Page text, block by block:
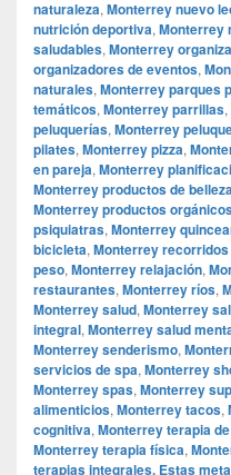
naturaleza, Monterrey nuevo
nutrición deportiva, Monterrey
saludables, Monterrey
organizadores de eventos,
naturales, Monterrey parques
temáticos, Monterrey parrillas,
peluquerías, Monterrey
pilates, Monterrey pizza,
en pareja, Monterrey
Monterrey productos de
Monterrey productos
psiquiatras, Monterrey
bicicleta, Monterrey
peso, Monterrey relajación,
restaurantes, Monterrey ríos,
Monterrey salud, Monterrey
integral, Monterrey salud
Monterrey senderismo,
servicios de spa, Monterrey
Monterrey spas, Monterrey
alimenticios, Monterrey tacos,
cognitiva, Monterrey terapia
Monterrey terapia física,
terapias integrales. Estas